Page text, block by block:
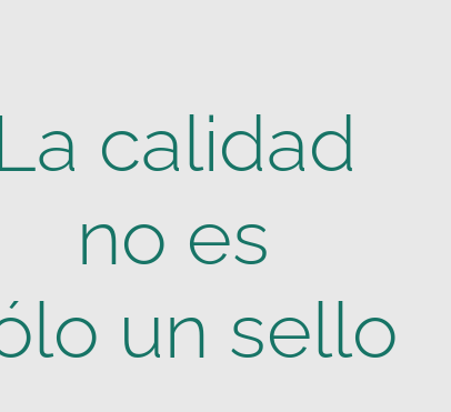
calidad
no es
un sello